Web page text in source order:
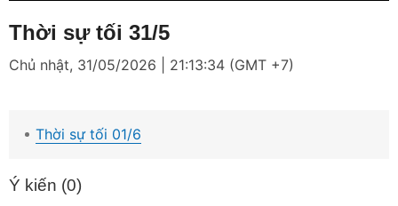
Thời sự tối 31/5
Chủ nhật, 31/05/2026 | 21:13:34 (GMT +7)
Thời sự tối 01/6
Ý kiến (0)